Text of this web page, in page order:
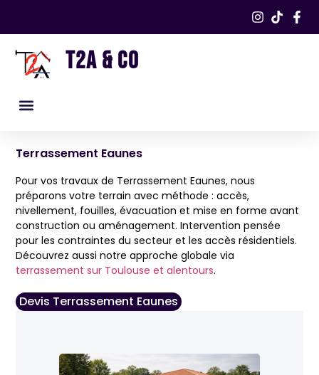
T2A & CO
Terrassement Eaunes
Pour vos travaux de Terrassement Eaunes, nous
préparons votre terrain avec méthode : accès,
nivellement, fouilles, évacuation et mise en forme avant
construction ou aménagement. Intervention pensée
pour les contraintes du secteur et les accès résidentiels.
Découvrez aussi notre approche globale via
terrassement sur Toulouse et alentours.
Devis Terrassement Eaunes